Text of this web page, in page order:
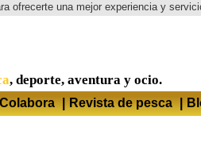
ofrecerte una mejor experiencia y
, deporte, aventura y ocio.
Colabora | Revista de pesca |